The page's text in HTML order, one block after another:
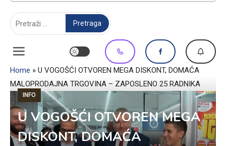
Home » U VOGOŠĆI OTVOREN MEGA DISKONT, DOMAĆA
MALOPRODAJNA TRGOVINA – ZAPOSLENO 25 RADNIKA
INFO
U VOGOŠĆI OTVOREN MEGA
DISKONT, DOMAĆA